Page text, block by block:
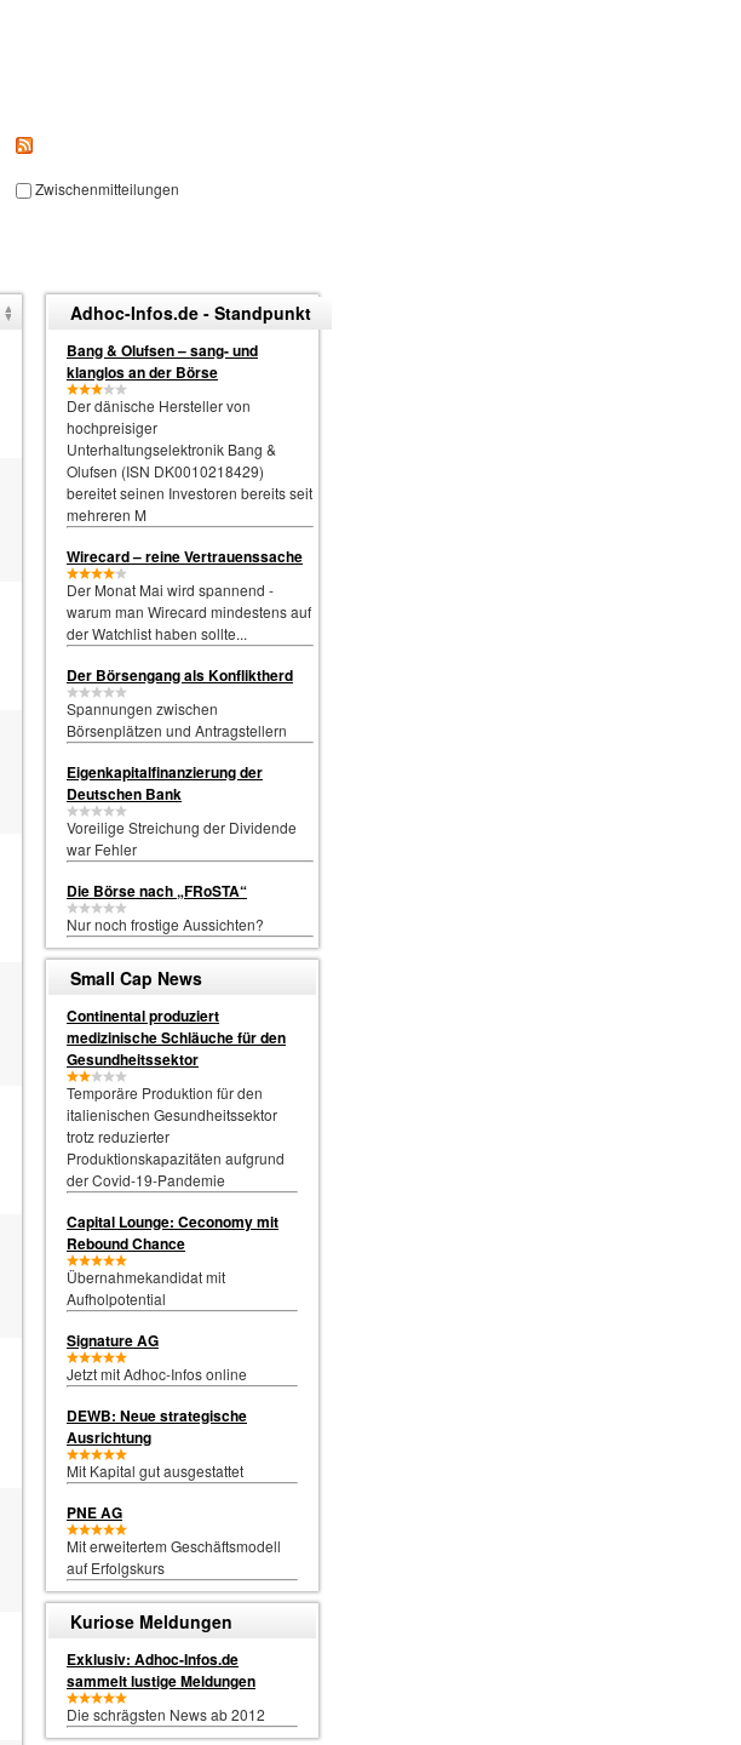
Zwischenmitteilungen
Adhoc-Infos.de - Standpunkt
Bang & Olufsen – sang- und
klanglos an der Börse
Der dänische Hersteller von
hochpreisiger
Unterhaltungselektronik Bang &
Olufsen (ISN DK0010218429)
bereitet seinen Investoren bereits seit
mehreren M
Wirecard – reine Vertrauenssache
Der Monat Mai wird spannend -
warum man Wirecard mindestens auf
der Watchlist haben sollte...
Der Börsengang als Konfliktherd
Spannungen zwischen
Börsenplätzen und Antragstellern
Eigenkapitalfinanzierung der
Deutschen Bank
Voreilige Streichung der Dividende
war Fehler
Die Börse nach „FRoSTA“
Nur noch frostige Aussichten?
Small Cap News
Continental produziert
medizinische Schläuche für den
Gesundheitssektor
Temporäre Produktion für den
italienischen Gesundheitssektor
trotz reduzierter
Produktionskapazitäten aufgrund
der Covid-19-Pandemie
Capital Lounge: Ceconomy mit
Rebound Chance
Übernahmekandidat mit
Aufholpotential
Signature AG
Jetzt mit Adhoc-Infos online
DEWB: Neue strategische
Ausrichtung
Mit Kapital gut ausgestattet
PNE AG
Mit erweitertem Geschäftsmodell
auf Erfolgskurs
Kuriose Meldungen
Exklusiv: Adhoc-Infos.de
sammelt lustige Meldungen
Die schrägsten News ab 2012